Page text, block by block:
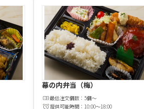
幕の内弁当（梅）
最低注文個数：5個～
提供可能時間：10:00～18:00